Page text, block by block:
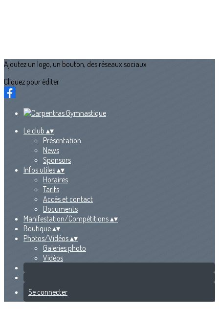
Ajoutez un logo, un bouton, des réseaux sociaux
Cliquez pour éditer
Le club ▴▾
Présentation
News
Sponsors
Infos utiles▴▾
Horaires
Tarifs
Accès et contact
Documents
Manifestation/Compétitions▴▾
Boutique▴▾
Photos/Vidéos▴▾
Galeries photo
Vidéos
Se connecter